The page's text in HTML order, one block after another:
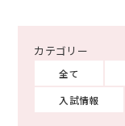
全て
入試情報